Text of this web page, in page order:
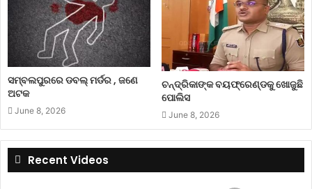
ସମ୍ବଲପୁରରେ ଡବଲ୍ ମର୍ଡର , ଜଣେ
ଅଟକ
June 8, 2026
ଚନ୍ଦ୍ରିକାଙ୍କ ବୟଫ୍ରେଣ୍ଡକୁ ଖୋଜୁଛି
ପୋଲିସ
June 8, 2026
Recent Videos